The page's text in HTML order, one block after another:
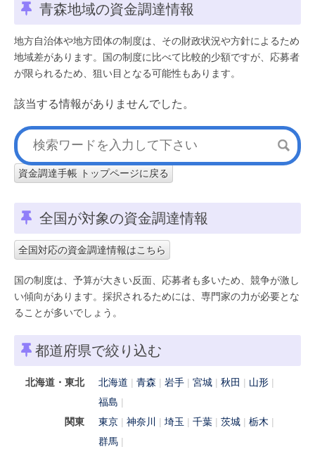
青森地域の資金調達情報
地方自治体や地方団体の制度は、その財政状況や方針によるため
地域差があります。国の制度に比べて比較的少額ですが、応募者
が限られるため、狙い目となる可能性もあります。
該当する情報がありませんでした。
資金調達手帳 トップページに戻る
全国が対象の資金調達情報
全国対応の資金調達情報はこちら
国の制度は、予算が大きい反面、応募者も多いため、競争が激し
い傾向があります。採択されるためには、専門家の力が必要とな
ることが多いでしょう。
都道府県で絞り込む
北海道・東北 北海道 青森 岩手 宮城 秋田
山形
福島
関東
東京 神奈川 埼玉 千葉 茨城
栃木
群馬